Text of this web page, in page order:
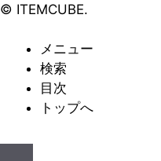
© ITEMCUBE.
メニュー
検索
目次
トップへ